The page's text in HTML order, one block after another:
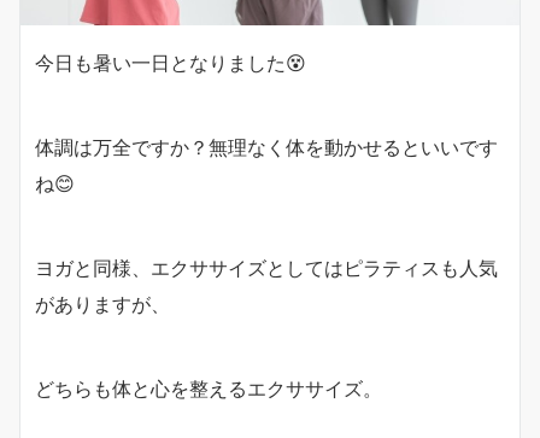
今日も暑い一日となりました😵
体調は万全ですか？無理なく体を動かせるといいです
ね😊
ヨガと同様、エクササイズとしてはピラティスも人気
がありますが、
どちらも体と心を整えるエクササイズ。